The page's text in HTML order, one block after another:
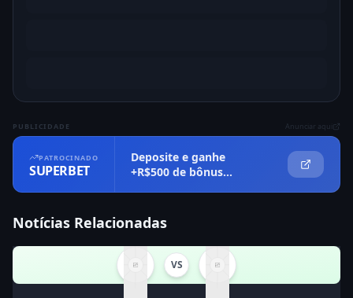
PUBLICIDADE Anunciar aqui
PATROCINADO
SUPERBET
Deposite e ganhe
+R$500 de bônus
Notícias Relacionadas
VS